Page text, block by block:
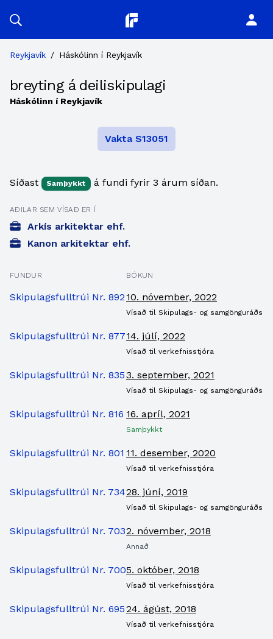
Planitor
Reykjavík / Háskólinn í Reykjavík
breyting á deiliskipulagi
Háskólinn í Reykjavík
Vakta S13051
Síðast Samþykkt á fundi fyrir 3 árum síðan.
AÐILAR SEM VÍSAÐ ER Í
Arkís arkitektar ehf.
Kanon arkitektar ehf.
FUNDUR BÓKUN
Skipulagsfulltrúi Nr. 892 10. nóvember, 2022
Vísað til Skipulags- og samgönguráðs
Skipulagsfulltrúi Nr. 87714. júlí, 2022
Vísað til verkefnisstjóra
Skipulagsfulltrúi Nr. 8353. september, 2021
Vísað til Skipulags- og samgönguráðs
Skipulagsfulltrúi Nr. 816 16. apríl, 2021
Samþykkt
Skipulagsfulltrúi Nr. 801 11. desember, 2020
Vísað til verkefnisstjóra
Skipulagsfulltrúi Nr. 73428. júní, 2019
Vísað til Skipulags- og samgönguráðs
Skipulagsfulltrúi Nr. 7032. nóvember, 2018
Annað
Skipulagsfulltrúi Nr. 7005. október, 2018
Vísað til verkefnisstjóra
Skipulagsfulltrúi Nr. 69524. ágúst, 2018
Vísað til verkefnisstjóra